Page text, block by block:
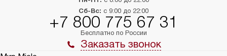
Сб-Вс: с 9:00 до 22:00
+7 800 775 67 31
Бесплатно по России
Заказать звонок